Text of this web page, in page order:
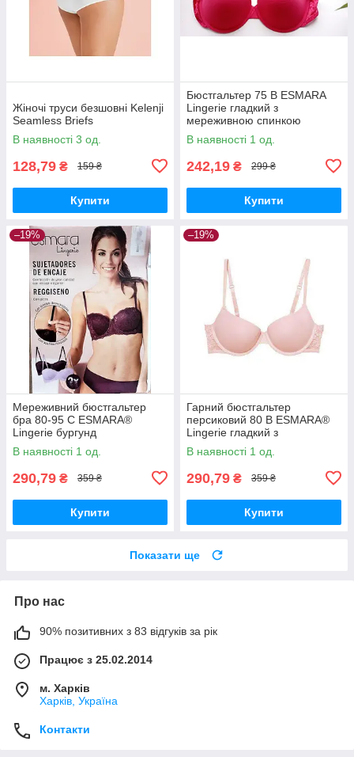
Жіночі труси безшовні Kelenji
Seamless Briefs
В наявності 3 од.
128,79 ₴ 159 ₴
Купити
Бюстгальтер 75 В ESMARA
Lingerie гладкий з
мереживною спинкою
В наявності 1 од.
242,19 ₴ 299 ₴
Купити
–19%
Мереживний бюстгальтер
бра 80-95 C ESMARA®
Lingerie бургунд
В наявності 1 од.
290,79 ₴ 359 ₴
Купити
–19%
Гарний бюстгальтер
персиковий 80 В ESMARA®
Lingerie гладкий з
мереживною спинкою
В наявності 1 од.
290,79 ₴ 359 ₴
Купити
Показати ще
Про нас
90% позитивних з 83 відгуків за рік
Працює з 25.02.2014
м. Харків
Харків, Україна
Контакти